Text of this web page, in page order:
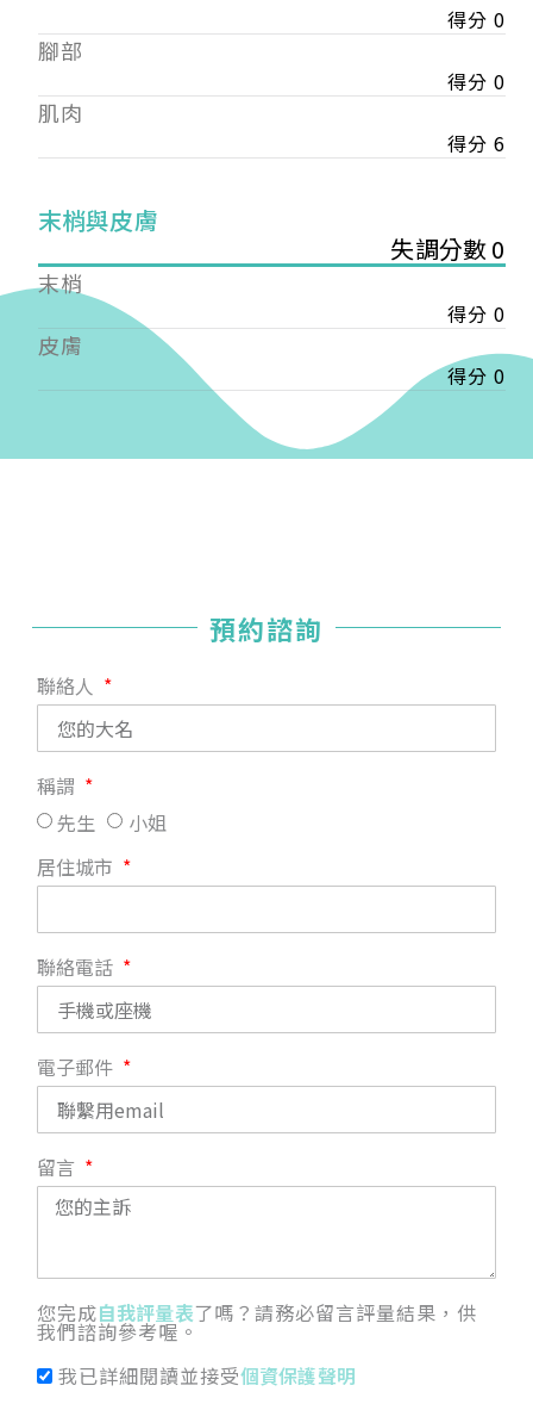
得分 0
腳部
得分 0
肌肉
得分 6
末梢與皮膚
失調分數 0
末梢
得分 0
皮膚
得分 0
預約諮詢
聯絡人
稱謂
先生
小姐
居住城市
聯絡電話
電子郵件
留言
您完成自我評量表了嗎？請務必留言評量結果，供
我們諮詢參考喔。
我已詳細閱讀並接受個資保護聲明
【會費】
入會費新臺幣1200元，於會員入會時繳納；常年會
費1200元，於每年度繳納。
入會費新臺幣3000元，於會員入會時繳納；常年會
費3000元，於每年度繳納。
戶名: 社團法人台灣自律神經健康培訓暨發展協會
帳號: 003-03-501566-2
銀行: (013) 國泰世華 南京東路分行